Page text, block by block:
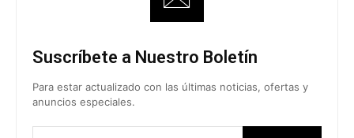
Suscríbete a Nuestro Boletín
Para estar actualizado con las últimas noticias, ofertas y
anuncios especiales.